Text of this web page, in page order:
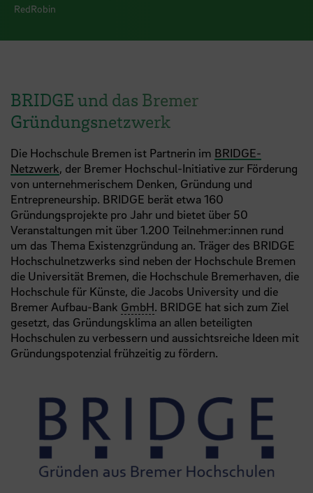
RedRobin
BRIDGE und das Bremer
Gründungsnetzwerk
Die Hochschule Bremen ist Partnerin im BRIDGE-
Netzwerk, der Bremer Hochschul-Initiative zur Förderung
von unternehmerischem Denken, Gründung und
Entrepreneurship. BRIDGE berät etwa 160
Gründungsprojekte pro Jahr und bietet über 50
Veranstaltungen mit über 1.200 Teilnehmer:innen rund
um das Thema Existenzgründung an. Träger des BRIDGE
Hochschulnetzwerks sind neben der Hochschule Bremen
die Universität Bremen, die Hochschule Bremerhaven, die
Hochschule für Künste, die Jacobs University und die
Bremer Aufbau-Bank GmbH. BRIDGE hat sich zum Ziel
gesetzt, das Gründungsklima an allen beteiligten
Hochschulen zu verbessern und aussichtsreiche Ideen mit
Gründungspotenzial frühzeitig zu fördern.